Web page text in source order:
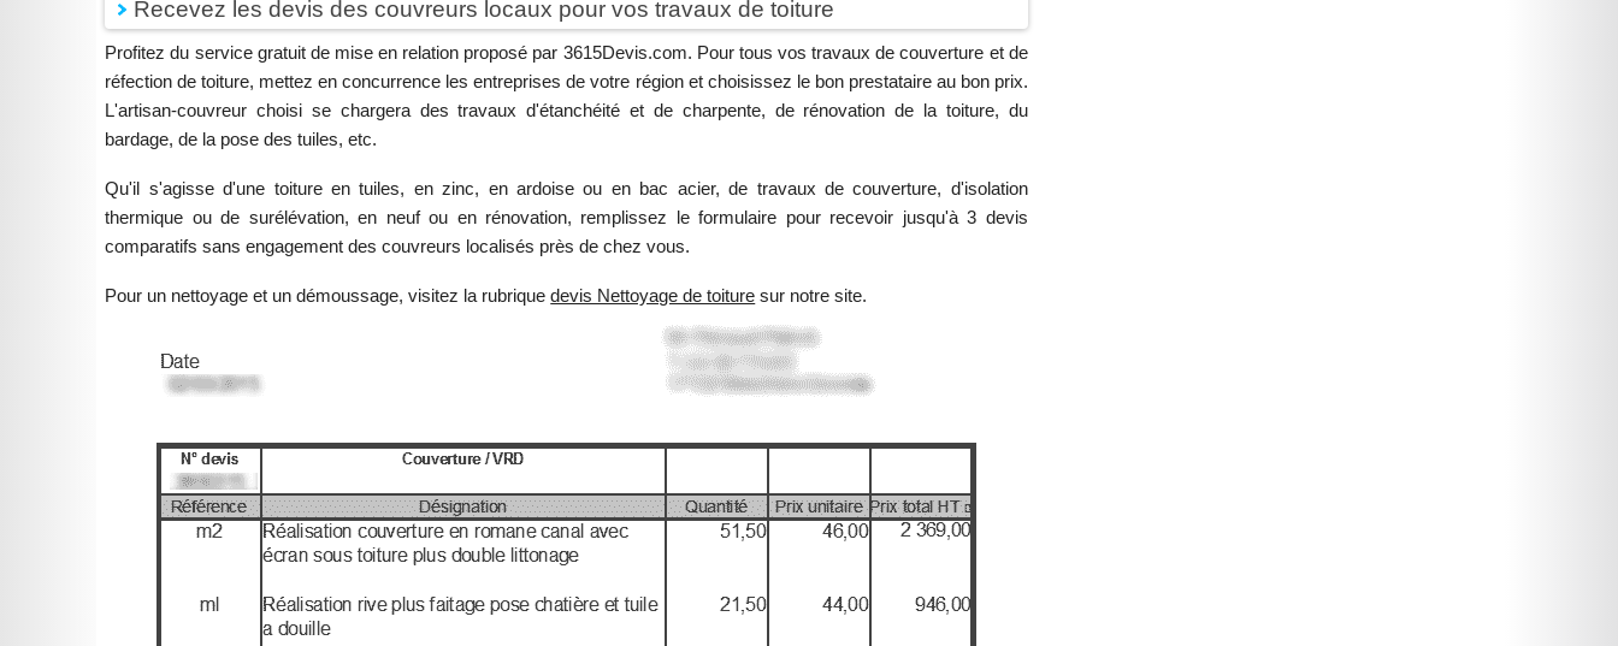
Recevez les devis des couvreurs locaux pour vos travaux de toiture
Profitez du service gratuit de mise en relation proposé par 3615Devis.com. Pour tous vos travaux de couverture et de
réfection de toiture, mettez en concurrence les entreprises de votre région et choisissez le bon prestataire au bon prix.
L'artisan-couvreur choisi se chargera des travaux d'étanchéité et de charpente, de rénovation de la toiture, du
bardage, de la pose des tuiles, etc.
Qu'il s'agisse d'une toiture en tuiles, en zinc, en ardoise ou en bac acier, de travaux de couverture, d'isolation
thermique ou de surélévation, en neuf ou en rénovation, remplissez le formulaire pour recevoir jusqu'à 3 devis
comparatifs sans engagement des couvreurs localisés près de chez vous.
Pour un nettoyage et un démoussage, visitez la rubriquedevis Nettoyage de toiture sur notre site.